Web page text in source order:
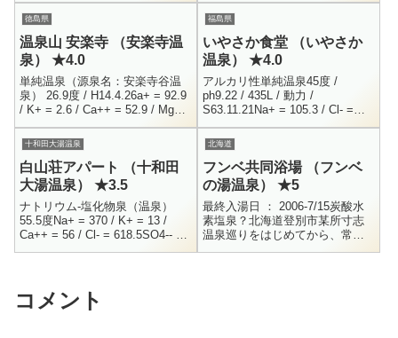
マニアの間では比較的有名？ら
しいですね。私はアンテナが低
いのか、存在...
徳島県
温泉山 安楽寺 （安楽寺温
泉） ★4.0
単純温泉（源泉名：安楽寺谷温
泉） 26.9度 / H14.4.26a+ = 92.9
/ K+ = 2.6 / Ca++ = 52.9 / Mg+
= 10.6Fe+ = 1.1 ...
福島県
いやさか食堂 （いやさか
温泉） ★4.0
アルカリ性単純温泉45度 /
ph9.22 / 435L / 動力 /
S63.11.21Na+ = 105.3 / Cl- =
18.4 / F- = 2.3HCO3- = 13...
十和田大湯温泉
白山荘アパート （十和田
大湯温泉） ★3.5
ナトリウム-塩化物泉（温泉）
55.5度Na+ = 370 / K+ = 13 /
Ca++ = 56 / Cl- = 618.5SO4-- =
51 / HCO3- = 44 /...
北海道
フンベ共同浴場 （フンベ
の湯温泉） ★5
最終入湯日 ： 2006-7/15炭酸水
素塩泉？北海道登別市某所寸志
温泉巡りをはじめてから、常々
行きたいと憧れていた北海道。
コメント